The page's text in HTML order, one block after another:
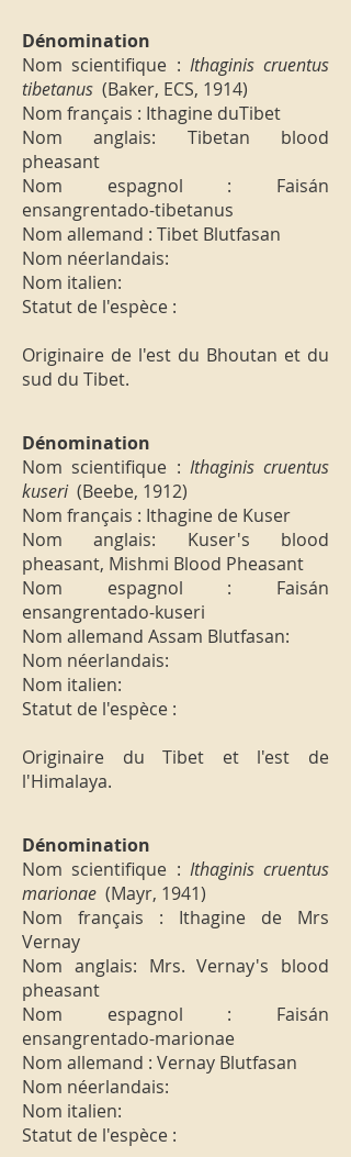
Dénomination
Nom scientifique : Ithaginis cruentus
tibetanus (Baker, ECS, 1914)
Nom français : Ithagine duTibet
Nom anglais: Tibetan blood
pheasant
Nom espagnol : Faisán
ensangrentado-tibetanus
Nom allemand : Tibet Blutfasan
Nom néerlandais:
Nom italien:
Statut de l'espèce :
Originaire de l'est du Bhoutan et du
sud du Tibet.
Dénomination
Nom scientifique : Ithaginis cruentus
kuseri (Beebe, 1912)
Nom français : Ithagine de Kuser
Nom anglais: Kuser's blood
pheasant, Mishmi Blood Pheasant
Nom espagnol : Faisán
ensangrentado-kuseri
Nom allemand Assam Blutfasan:
Nom néerlandais:
Nom italien:
Statut de l'espèce :
Originaire du Tibet et l'est de
l'Himalaya.
Dénomination
Nom scientifique : Ithaginis cruentus
marionae (Mayr, 1941)
Nom français : Ithagine de Mrs
Vernay
Nom anglais: Mrs. Vernay's blood
pheasant
Nom espagnol : Faisán
ensangrentado-marionae
Nom allemand : Vernay Blutfasan
Nom néerlandais:
Nom italien:
Statut de l'espèce :